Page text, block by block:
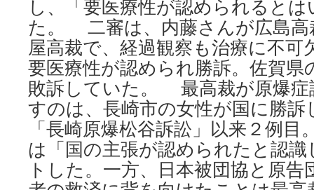
し、「要医療性が認められると
た。 二審は、内藤さんが広島高
屋高裁で、経過観察も治療に不
要医療性が認められ勝訴。佐賀県
敗訴していた。 最高裁が原爆症
すのは、長崎市の女性が国に勝訴
「長崎原爆松谷訴訟」以来２例目
は「国の主張が認められたと認
トした。一方、日本被団協と原